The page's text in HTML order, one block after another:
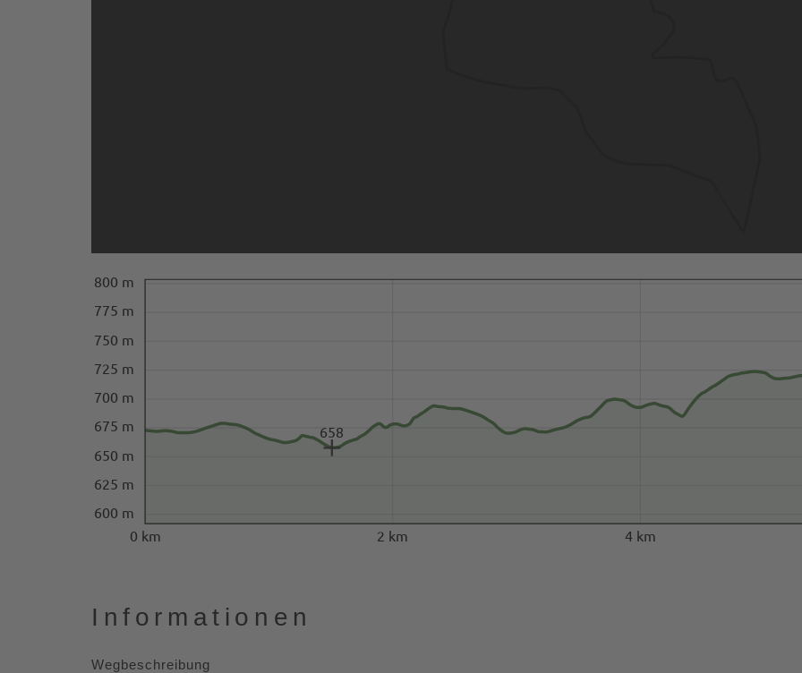
0 km 2 km 4 km
600 m
625 m
650 m
675 m
700 m
725 m
750 m
775 m
800 m
658
Informationen
Wegbeschreibung